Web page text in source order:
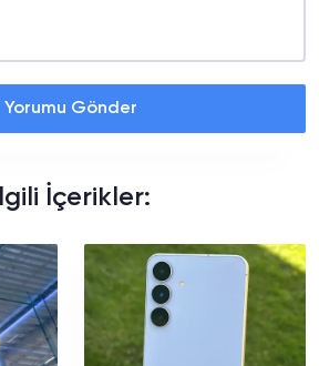
Yorumu Gönder
İlgili İçerikler: